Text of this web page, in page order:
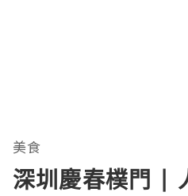
美食
深圳慶春樸門 |